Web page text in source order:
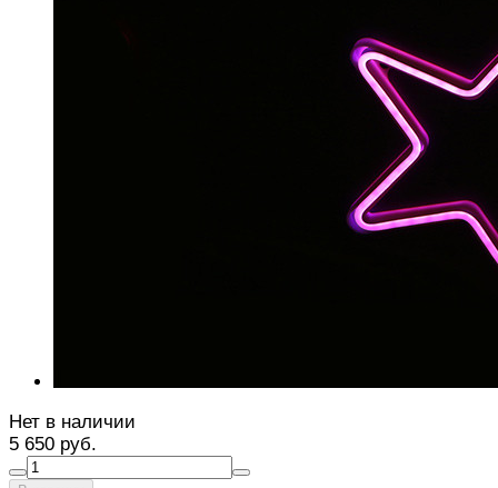
Нет в наличии
5 650 руб.